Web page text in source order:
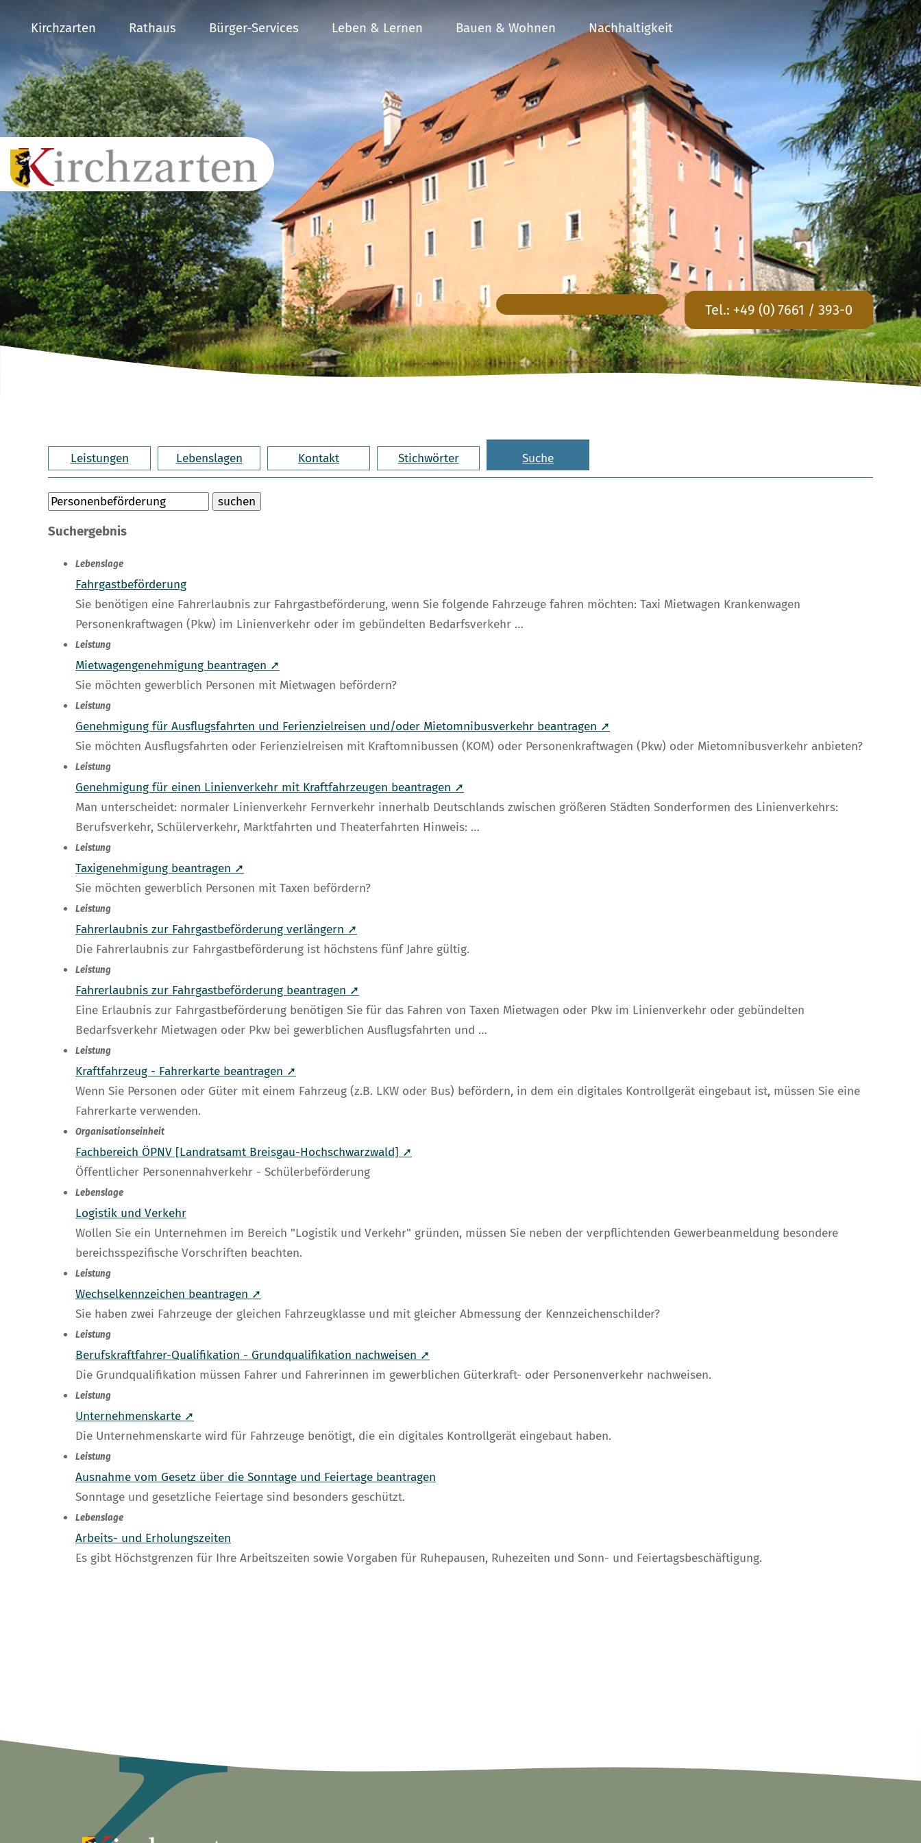
Kirchzarten Rathaus Bürger-Services Leben & Lernen Bauen & Wohnen Nachhaltigkeit
Tel.: +49 (0) 7661 / 393-0
Leistungen Lebenslagen Kontakt Stichwörter Suche
Suchergebnis
Lebenslage
Fahrgastbeförderung
Sie benötigen eine Fahrerlaubnis zur Fahrgastbeförderung, wenn Sie folgende Fahrzeuge fahren möchten: Taxi Mietwagen Krankenwagen
Personenkraftwagen (Pkw) im Linienverkehr oder im gebündelten Bedarfsverkehr …
Leistung
Mietwagengenehmigung beantragen ➚
Sie möchten gewerblich Personen mit Mietwagen befördern?
Leistung
Genehmigung für Ausflugsfahrten und Ferienzielreisen und/oder Mietomnibusverkehr beantragen ➚
Sie möchten Ausflugsfahrten oder Ferienzielreisen mit Kraftomnibussen (KOM) oder Personenkraftwagen (Pkw) oder Mietomnibusverkehr anbieten?
Leistung
Genehmigung für einen Linienverkehr mit Kraftfahrzeugen beantragen ➚
Man unterscheidet: normaler Linienverkehr Fernverkehr innerhalb Deutschlands zwischen größeren Städten Sonderformen des Linienverkehrs:
Berufsverkehr, Schülerverkehr, Marktfahrten und Theaterfahrten Hinweis: …
Leistung
Taxigenehmigung beantragen ➚
Sie möchten gewerblich Personen mit Taxen befördern?
Leistung
Fahrerlaubnis zur Fahrgastbeförderung verlängern ➚
Die Fahrerlaubnis zur Fahrgastbeförderung ist höchstens fünf Jahre gültig.
Leistung
Fahrerlaubnis zur Fahrgastbeförderung beantragen ➚
Eine Erlaubnis zur Fahrgastbeförderung benötigen Sie für das Fahren von Taxen Mietwagen oder Pkw im Linienverkehr oder gebündelten
Bedarfsverkehr Mietwagen oder Pkw bei gewerblichen Ausflugsfahrten und …
Leistung
Kraftfahrzeug - Fahrerkarte beantragen ➚
Wenn Sie Personen oder Güter mit einem Fahrzeug (z.B. LKW oder Bus) befördern, in dem ein digitales Kontrollgerät eingebaut ist, müssen Sie eine
Fahrerkarte verwenden.
Organisationseinheit
Fachbereich ÖPNV [Landratsamt Breisgau-Hochschwarzwald] ➚
Öffentlicher Personennahverkehr - Schülerbeförderung
Lebenslage
Logistik und Verkehr
Wollen Sie ein Unternehmen im Bereich "Logistik und Verkehr" gründen, müssen Sie neben der verpflichtenden Gewerbeanmeldung besondere
bereichsspezifische Vorschriften beachten.
Leistung
Wechselkennzeichen beantragen ➚
Sie haben zwei Fahrzeuge der gleichen Fahrzeugklasse und mit gleicher Abmessung der Kennzeichenschilder?
Leistung
Berufskraftfahrer-Qualifikation - Grundqualifikation nachweisen ➚
Die Grundqualifikation müssen Fahrer und Fahrerinnen im gewerblichen Güterkraft- oder Personenverkehr nachweisen.
Leistung
Unternehmenskarte ➚
Die Unternehmenskarte wird für Fahrzeuge benötigt, die ein digitales Kontrollgerät eingebaut haben.
Leistung
Ausnahme vom Gesetz über die Sonntage und Feiertage beantragen
Sonntage und gesetzliche Feiertage sind besonders geschützt.
Lebenslage
Arbeits- und Erholungszeiten
Es gibt Höchstgrenzen für Ihre Arbeitszeiten sowie Vorgaben für Ruhepausen, Ruhezeiten und Sonn- und Feiertagsbeschäftigung.